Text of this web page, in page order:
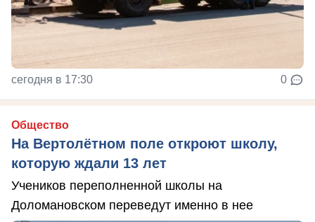
сегодня в 17:30 0
Общество
На Вертолётном поле откроют школу,
которую ждали 13 лет
Учеников переполненной школы на
Доломановском переведут именно в нее